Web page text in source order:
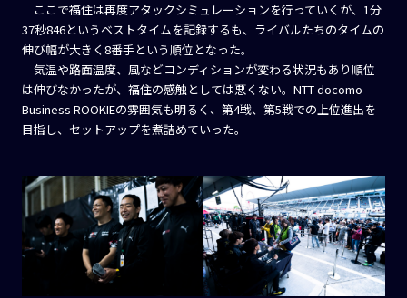
ここで福住は再度アタックシミュレーションを行っていくが、1分
37秒846というベストタイムを記録するも、ライバルたちのタイムの
伸び幅が大きく8番手という順位となった。
気温や路面温度、風などコンディションが変わる状況もあり順位
は伸びなかったが、福住の感触としては悪くない。NTT docomo
Business ROOKIEの雰囲気も明るく、第4戦、第5戦での上位進出を
目指し、セットアップを煮詰めていった。